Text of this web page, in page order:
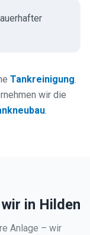
Tankreinigung.
wir die
.
in Hilden
Anlage – wir